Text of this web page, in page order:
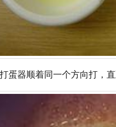
蛋器顺着同一个方向打，直